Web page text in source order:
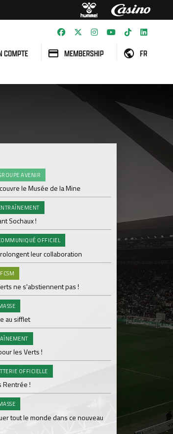
COMPTE MEMBERSHIP FR
AVENIR
le Musée de la Mine
Sochaux !
OFFICIEL
leur collaboration
ne s'abstiennent pas !
au sifflet
les Verts !
OFFICIELLE
Rentrée !
tout le monde dans ce nouveau
Nouveau renfort
Dans les coulisses
Mardi 04 Août
Les backstages du
Lundi 03 Août
Les Verts sur le
Le programme de
Parcage complet
Lundi 03 Août